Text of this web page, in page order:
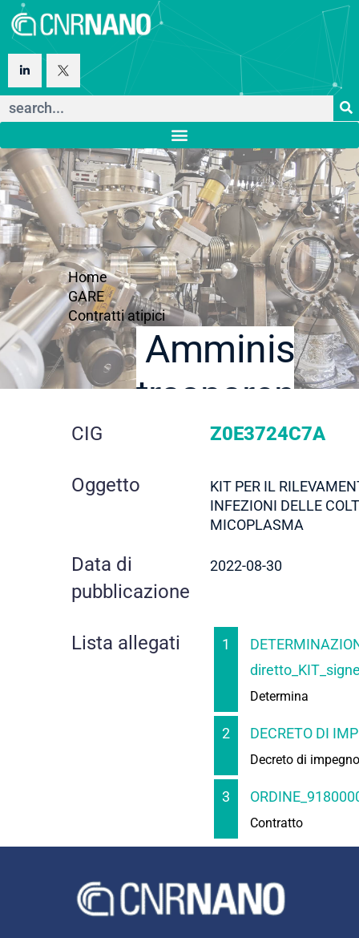
Home
GARE
Contratti atipici
trasparente
dettaglio
gara
CIG Z0E3724C7A
Oggetto
KIT PER IL
INFEZIONI DELLE
MICOPLASMA
Data di
pubblicazione
2022-08-30
Lista allegati 1
Determina
2 DECRETO DI
Decreto di impegno
3
Contratto